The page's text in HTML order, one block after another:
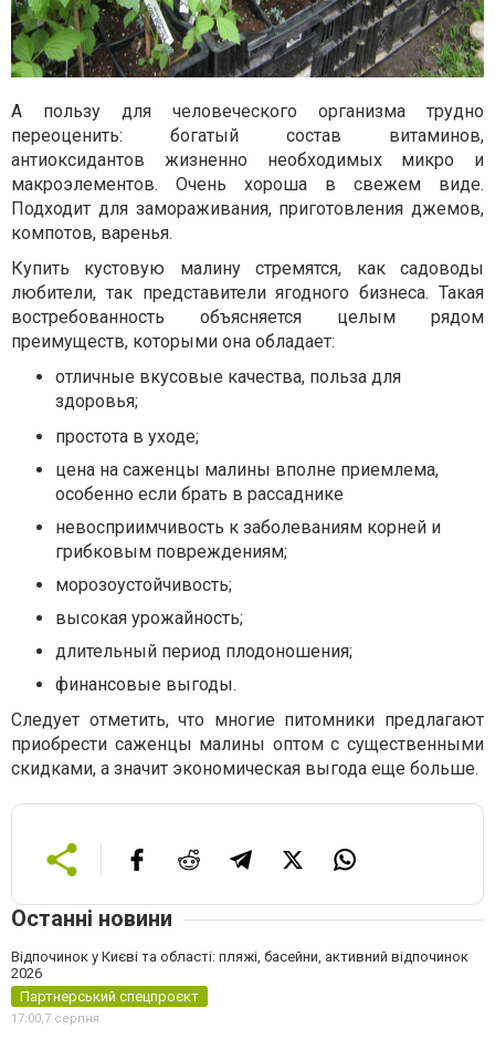
А пользу для человеческого организма трудно
переоценить: богатый состав витаминов,
антиоксидантов жизненно необходимых микро и
макроэлементов. Очень хороша в свежем виде.
Подходит для замораживания, приготовления джемов,
компотов, варенья.
Купить кустовую малину стремятся, как садоводы
любители, так представители ягодного бизнеса. Такая
востребованность объясняется целым рядом
преимуществ, которыми она обладает:
отличные вкусовые качества, польза для
здоровья;
простота в уходе;
цена на саженцы малины вполне приемлема,
особенно если брать в рассаднике
невосприимчивость к заболеваниям корней и
грибковым повреждениям;
морозоустойчивость;
высокая урожайность;
длительный период плодоношения;
финансовые выгоды.
Следует отметить, что многие питомники предлагают
приобрести саженцы малины оптом с существенными
скидками, а значит экономическая выгода еще больше.
Останні новини
Відпочинок у Києві та області: пляжі, басейни, активний відпочинок
2026
Партнерський спецпроєкт
17:00,7 серпня